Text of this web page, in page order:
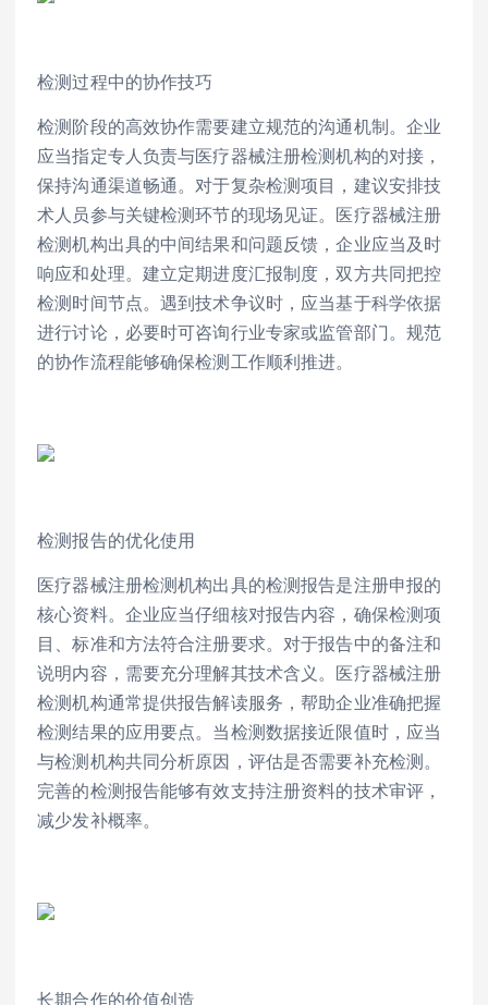
检测过程中的协作技巧
检测阶段的高效协作需要建立规范的沟通机制。企业
应当指定专人负责与医疗器械注册检测机构的对接，
保持沟通渠道畅通。对于复杂检测项目，建议安排技
术人员参与关键检测环节的现场见证。医疗器械注册
检测机构出具的中间结果和问题反馈，企业应当及时
响应和处理。建立定期进度汇报制度，双方共同把控
检测时间节点。遇到技术争议时，应当基于科学依据
进行讨论，必要时可咨询行业专家或监管部门。规范
的协作流程能够确保检测工作顺利推进。
检测报告的优化使用
医疗器械注册检测机构出具的检测报告是注册申报的
核心资料。企业应当仔细核对报告内容，确保检测项
目、标准和方法符合注册要求。对于报告中的备注和
说明内容，需要充分理解其技术含义。医疗器械注册
检测机构通常提供报告解读服务，帮助企业准确把握
检测结果的应用要点。当检测数据接近限值时，应当
与检测机构共同分析原因，评估是否需要补充检测。
完善的检测报告能够有效支持注册资料的技术审评，
减少发补概率。
长期合作的价值创造